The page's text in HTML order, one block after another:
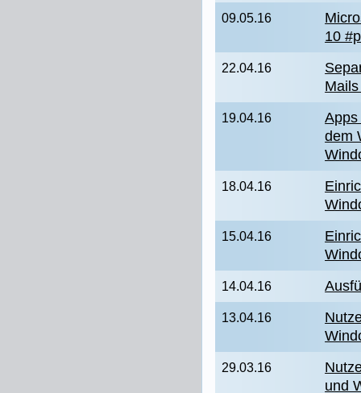
09.05.16
10
22.04.16
19.04.16
dem
18.04.16
15.04.16
14.04.16
13.04.16
29.03.16
und